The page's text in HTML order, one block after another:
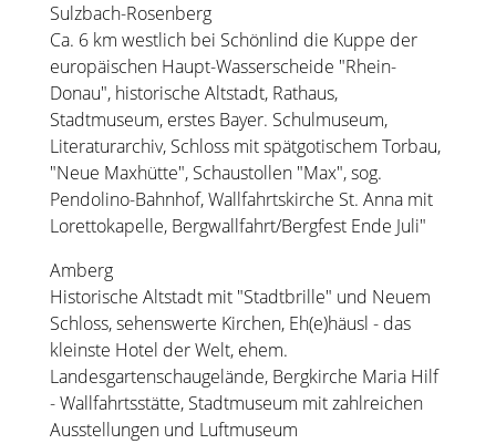
Sulzbach-Rosenberg
Ca. 6 km westlich bei Schönlind die Kuppe der
europäischen Haupt-Wasserscheide "Rhein-
Donau", historische Altstadt, Rathaus,
Stadtmuseum, erstes Bayer. Schulmuseum,
Literaturarchiv, Schloss mit spätgotischem Torbau,
"Neue Maxhütte", Schaustollen "Max", sog.
Pendolino-Bahnhof, Wallfahrtskirche St. Anna mit
Lorettokapelle, Bergwallfahrt/Bergfest Ende Juli"
Amberg
Historische Altstadt mit "Stadtbrille" und Neuem
Schloss, sehenswerte Kirchen, Eh(e)häusl - das
kleinste Hotel der Welt, ehem.
Landesgartenschaugelände, Bergkirche Maria Hilf
- Wallfahrtsstätte, Stadtmuseum mit zahlreichen
Ausstellungen und Luftmuseum